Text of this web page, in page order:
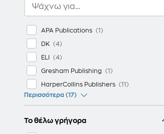
APA Publications
DK
ELI
Gresham Publishing
HarperCollins Publishers
Περισσότερα (17)
Το θέλω γρήγορα